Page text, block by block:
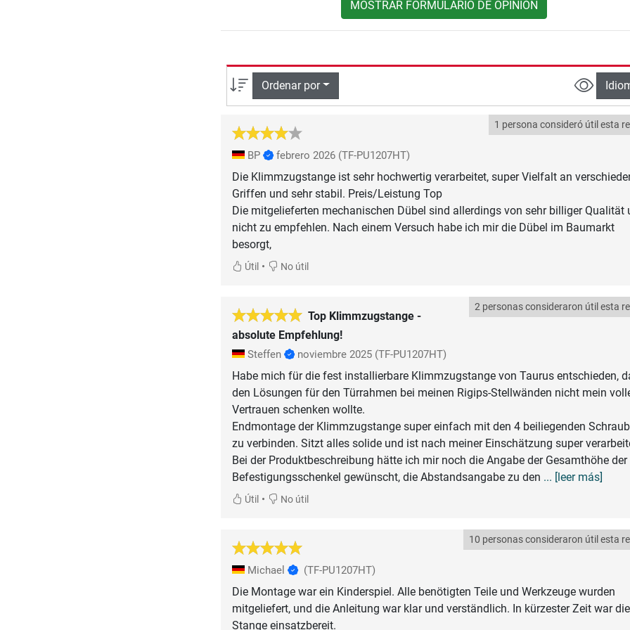
MOSTRAR FORMULARIO DE OPINIÓN
Ordenar por
1 persona consideró útil esta
BP febrero 2026 (TF-PU1207HT)
Die Klimmzugstange ist sehr hochwertig verarbeitet, super Vielfalt an
Griffen und sehr stabil. Preis/Leistung Top
Die mitgelieferten mechanischen Dübel sind allerdings von sehr billiger Qualität
nicht zu empfehlen. Nach einem Versuch habe ich mir die Dübel im Baumarkt
besorgt,
Útil• No útil
Top Klimmzugstange -
absolute Empfehlung!
2 personas consideraron útil esta
Steffen noviembre 2025 (TF-PU1207HT)
Habe mich für die fest installierbare Klimmzugstange von Taurus entschieden,
den Lösungen für den Türrahmen bei meinen Rigips-Stellwänden nicht mein
Vertrauen schenken wollte.
Endmontage der Klimmzugstange super einfach mit den 4 beiliegenden
zu verbinden. Sitzt alles solide und ist nach meiner Einschätzung super
Bei der Produktbeschreibung hätte ich mir noch die Angabe der Gesamthöhe der
Befestigungsschenkel gewünscht, die Abstandsangabe zu den ... [leer más]
Útil• No útil
10 personas consideraron útil esta
Michael (TF-PU1207HT)
Die Montage war ein Kinderspiel. Alle benötigten Teile und Werkzeuge wurden
mitgeliefert, und die Anleitung war klar und verständlich. In kürzester Zeit war die
Stange einsatzbereit.